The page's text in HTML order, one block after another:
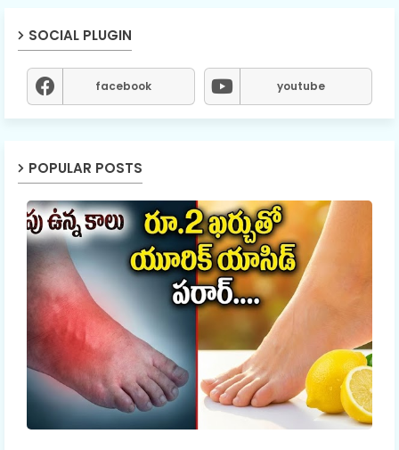
SOCIAL PLUGIN
facebook youtube
POPULAR POSTS